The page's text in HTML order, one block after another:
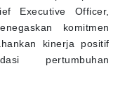
Executive Officer,
komitmen
kinerja positif
pertumbuhan